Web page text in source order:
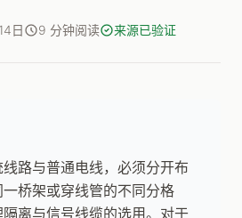
日 9 分钟阅读 来源已验证
路与普通电线，必须分开布
桥架或穿线管的不同分格
离与信号线缆的选用。对于
预约